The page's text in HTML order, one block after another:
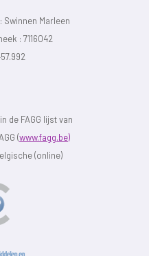
Swinnen Marleen
: 7116042
de FAGG lijst van
(www.fagg.be)
(online)